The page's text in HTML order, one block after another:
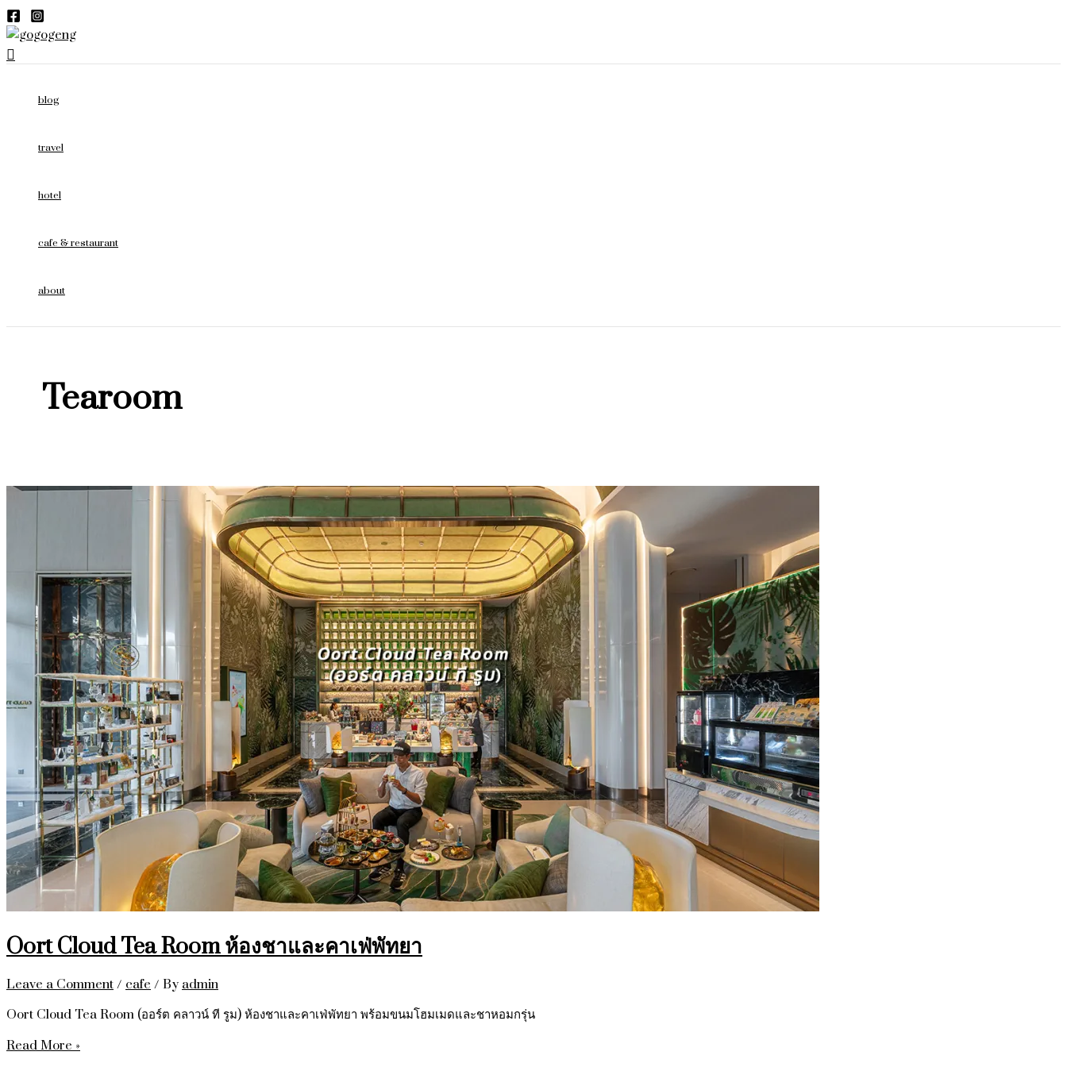
Skip
to
content
Search
blog
travel
hotel
cafe & restaurant
about
Tearoom
Oort Cloud Tea Room ห้องชาและคาเฟ่พัทยา
Leave a Comment / cafe / By admin
Oort Cloud Tea Room (ออร์ต คลาวน์ ที รูม) ห้องชาและคาเฟ่พัทยา พร้อมขนมโฮมเมดและชาหอมกรุ่น
Oort
Cloud
Tea
Room
Read More »